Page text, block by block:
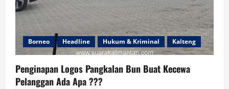
Borneo Headline Hukum & Kriminal Kalteng
Penginapan Logos Pangkalan Bun Buat Kecewa
Pelanggan Ada Apa ???